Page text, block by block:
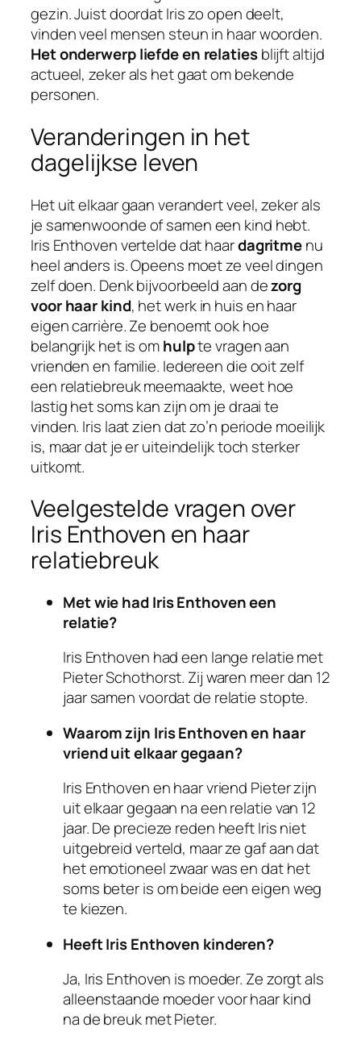
gezin. Juist doordat Iris zo open deelt,
vinden veel mensen steun in haar woorden.
Het onderwerp liefde en relatiesblijft altijd
actueel, zeker als het gaat om bekende
personen.
Veranderingen in het
dagelijkse leven
Het uit elkaar gaan verandert veel, zeker als
je samenwoonde of samen een kind hebt.
Iris Enthoven vertelde dat haardagritmenu
heel anders is. Opeens moet ze veel dingen
zelf doen. Denk bijvoorbeeld aan dezorg
voor haar kind, het werk in huis en haar
eigen carrière. Ze benoemt ook hoe
belangrijk het is omhulpte vragen aan
vrienden en familie. Iedereen die ooit zelf
een relatiebreuk meemaakte, weet hoe
lastig het soms kan zijn om je draai te
vinden. Iris laat zien dat zo’n periode moeilijk
is, maar dat je er uiteindelijk toch sterker
uitkomt.
Veelgestelde vragen over
Iris Enthoven en haar
relatiebreuk
Met wie had Iris Enthoven een
relatie?
Iris Enthoven had een lange relatie met
Pieter Schothorst. Zij waren meer dan 12
jaar samen voordat de relatie stopte.
Waarom zijn Iris Enthoven en haar
vriend uit elkaar gegaan?
Iris Enthoven en haar vriend Pieter zijn
uit elkaar gegaan na een relatie van 12
jaar. De precieze reden heeft Iris niet
uitgebreid verteld, maar ze gaf aan dat
het emotioneel zwaar was en dat het
soms beter is om beide een eigen weg
te kiezen.
Heeft Iris Enthoven kinderen?
Ja, Iris Enthoven is moeder. Ze zorgt als
alleenstaande moeder voor haar kind
na de breuk met Pieter.